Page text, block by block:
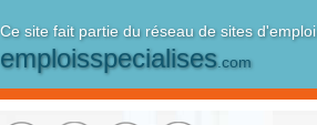
Ce site fait partie du réseau de sites d'emploi
emploisspecialises.com